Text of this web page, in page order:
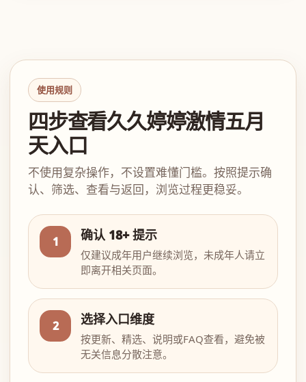
使用规则
四步查看久久婷婷激情五月
天入口
不使用复杂操作，不设置难懂门槛。按照提示确
认、筛选、查看与返回，浏览过程更稳妥。
1 确认 18+ 提示
仅建议成年用户继续浏览，未成年人请立
即离开相关页面。
2 选择入口维度
按更新、精选、说明或FAQ查看，避免被
无关信息分散注意。